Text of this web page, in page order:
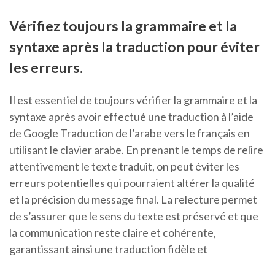
Vérifiez toujours la grammaire et la
syntaxe après la traduction pour éviter
les erreurs.
Il est essentiel de toujours vérifier la grammaire et la
syntaxe après avoir effectué une traduction à l’aide
de Google Traduction de l’arabe vers le français en
utilisant le clavier arabe. En prenant le temps de relire
attentivement le texte traduit, on peut éviter les
erreurs potentielles qui pourraient altérer la qualité
et la précision du message final. La relecture permet
de s’assurer que le sens du texte est préservé et que
la communication reste claire et cohérente,
garantissant ainsi une traduction fidèle et